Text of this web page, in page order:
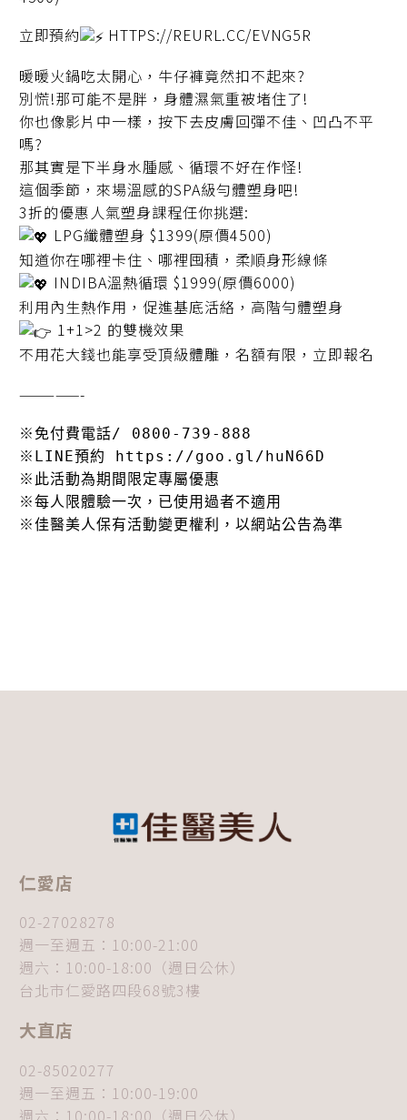
立即預約
HTTPS://REURL.CC/EVNG5R
暖暖火鍋吃太開心，牛仔褲竟然扣不起來?
別慌!那可能不是胖，身體濕氣重被堵住了!
你也像影片中一樣，按下去皮膚回彈不佳、凹凸不平
嗎?
那其實是下半身水腫感、循環不好在作怪!
這個季節，來場溫感的SPA級勻體塑身吧!
3折的優惠人氣塑身課程任你挑選:
LPG纖體塑身 $1399(原價4500)
知道你在哪裡卡住、哪裡囤積，柔順身形線條
INDIBA溫熱循環 $1999(原價6000)
利用內生熱作用，促進基底活絡，高階勻體塑身
1+1>2 的雙機效果
不用花大錢也能享受頂級體雕，名額有限，立即報名
—————-
※免付費電話/ 0800-739-888
※LINE預約 https://goo.gl/huN66D
※此活動為期間限定專屬優惠
※每人限體驗一次，已使用過者不適用
※佳醫美人保有活動變更權利，以網站公告為準
仁愛店
02-27028278
週一至週五：10:00-21:00
週六：10:00-18:00（週日公休）
台北市仁愛路四段68號3樓
大直店
02-85020277
週一至週五：10:00-19:00
週六：10:00-18:00（週日公休）